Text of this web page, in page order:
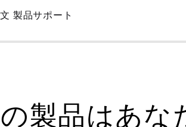
製品サポート
の製品はあ